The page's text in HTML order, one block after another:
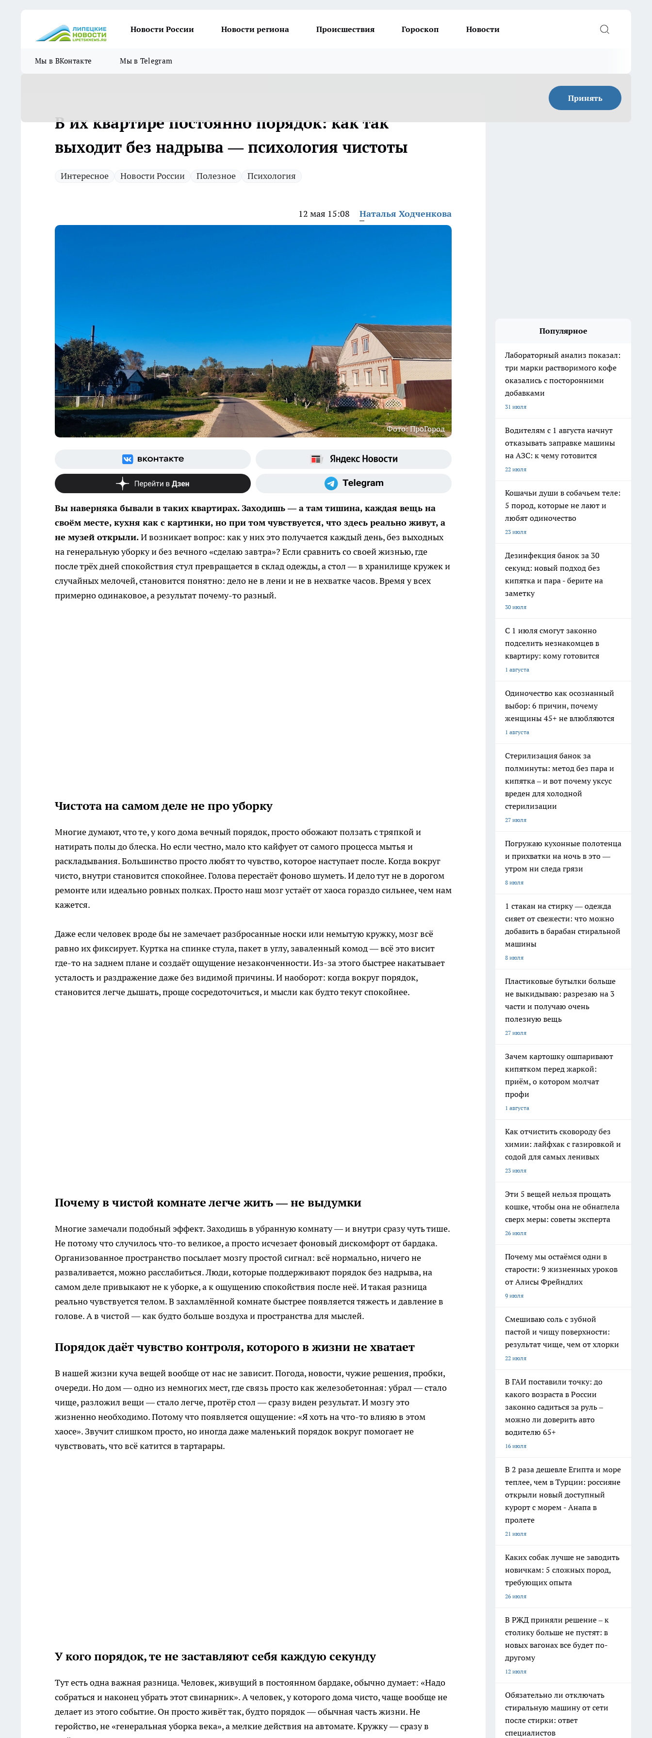
Новости России Новости региона Происшествия Гороскоп Новости
Мы в ВКонтакте Мы в Telegram
Принять
В их квартире постоянно порядок: как так
выходит без надрыва — психология чистоты
Интересное Новости России Полезное Психология
12 мая 15:08 Наталья Ходченкова
Фото: ПроГород
Вы наверняка бывали в таких квартирах. Заходишь — а там тишина, каждая вещь на
своём месте, кухня как с картинки, но при том чувствуется, что здесь реально живут, а
не музей открыли.И возникает вопрос: как у них это получается каждый день, без выходных
на генеральную уборку и без вечного «сделаю завтра»? Если сравнить со своей жизнью, где
после трёх дней спокойствия стул превращается в склад одежды, а стол — в хранилище кружек и
случайных мелочей, становится понятно: дело не в лени и не в нехватке часов. Время у всех
примерно одинаковое, а результат почему-то разный.
Чистота на самом деле не про уборку
Многие думают, что те, у кого дома вечный порядок, просто обожают ползать с тряпкой и
натирать полы до блеска. Но если честно, мало кто кайфует от самого процесса мытья и
раскладывания. Большинство просто любят то чувство, которое наступает после. Когда вокруг
чисто, внутри становится спокойнее. Голова перестаёт фоново шуметь. И дело тут не в дорогом
ремонте или идеально ровных полках. Просто наш мозг устаёт от хаоса гораздо сильнее, чем нам
кажется.
Даже если человек вроде бы не замечает разбросанные носки или немытую кружку, мозг всё
равно их фиксирует. Куртка на спинке стула, пакет в углу, заваленный комод — всё это висит
где-то на заднем плане и создаёт ощущение незаконченности. Из-за этого быстрее накатывает
усталость и раздражение даже без видимой причины. И наоборот: когда вокруг порядок,
становится легче дышать, проще сосредоточиться, и мысли как будто текут спокойнее.
Почему в чистой комнате легче жить — не выдумки
Многие замечали подобный эффект. Заходишь в убранную комнату — и внутри сразу чуть тише.
Не потому что случилось что-то великое, а просто исчезает фоновый дискомфорт от бардака.
Организованное пространство посылает мозгу простой сигнал: всё нормально, ничего не
разваливается, можно расслабиться. Люди, которые поддерживают порядок без надрыва, на
самом деле привыкают не к уборке, а к ощущению спокойствия после неё. И такая разница
реально чувствуется телом. В захламлённой комнате быстрее появляется тяжесть и давление в
голове. А в чистой — как будто больше воздуха и пространства для мыслей.
Порядок даёт чувство контроля, которого в жизни не хватает
В нашей жизни куча вещей вообще от нас не зависит. Погода, новости, чужие решения, пробки,
очереди. Но дом — одно из немногих мест, где связь просто как железобетонная: убрал — стало
чище, разложил вещи — стало легче, протёр стол — сразу виден результат. И мозгу это
жизненно необходимо. Потому что появляется ощущение: «Я хоть на что-то влияю в этом
хаосе». Звучит слишком просто, но иногда даже маленький порядок вокруг помогает не
чувствовать, что всё катится в тартарары.
У кого порядок, те не заставляют себя каждую секунду
Тут есть одна важная разница. Человек, живущий в постоянном бардаке, обычно думает: «Надо
собраться и наконец убрать этот свинарник». А человек, у которого дома чисто, чаще вообще не
делает из этого событие. Он просто живёт так, будто порядок — обычная часть жизни. Не
геройство, не «генеральная уборка века», а мелкие действия на автомате. Кружку — сразу в
Популярное
Лабораторный анализ показал:
три марки растворимого кофе
оказались с посторонними
добавками
31 июля
Водителям с 1 августа начнут
отказывать заправке машины
на АЗС: к чему готовится
22 июля
Кошачьи души в собачьем теле:
5 пород, которые не лают и
любят одиночество
23 июля
Дезинфекция банок за 30
секунд: новый подход без
кипятка и пара - берите на
заметку
30 июля
С 1 июля смогут законно
подселить незнакомцев в
квартиру: кому готовится
1 августа
Одиночество как осознанный
выбор: 6 причин, почему
женщины 45+ не влюбляются
1 августа
Стерилизация банок за
полминуты: метод без пара и
кипятка – и вот почему уксус
вреден для холодной
стерилизации
27 июля
Погружаю кухонные полотенца
и прихватки на ночь в это —
утром ни следа грязи
8 июля
1 стакан на стирку — одежда
сияет от свежести: что можно
добавить в барабан стиральной
машины
8 июля
Пластиковые бутылки больше
не выкидываю: разрезаю на 3
части и получаю очень
полезную вещь
27 июля
Зачем картошку ошпаривают
кипятком перед жаркой:
приём, о котором молчат
профи
1 августа
Как отчистить сковороду без
химии: лайфхак с газировкой и
содой для самых ленивых
23 июля
Эти 5 вещей нельзя прощать
кошке, чтобы она не обнаглела
сверх меры: советы эксперта
26 июля
Почему мы остаёмся одни в
старости: 9 жизненных уроков
от Алисы Фрейндлих
9 июля
Смешиваю соль с зубной
пастой и чищу поверхности:
результат чище, чем от хлорки
22 июля
В ГАИ поставили точку: до
какого возраста в России
законно садиться за руль –
можно ли доверить авто
водителю 65+
16 июля
В 2 раза дешевле Египта и море
теплее, чем в Турции: россияне
открыли новый доступный
курорт с морем - Анапа в
пролете
21 июля
Каких собак лучше не заводить
новичкам: 5 сложных пород,
требующих опыта
26 июля
В РЖД приняли решение – к
столику больше не пустят: в
новых вагонах все будет по-
другому
12 июля
Обязательно ли отключать
стиральную машину от сети
после стирки: ответ
специалистов